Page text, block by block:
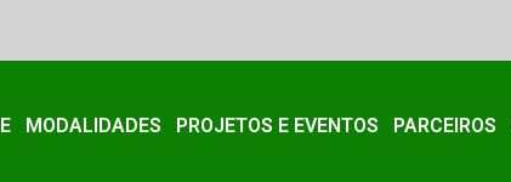
MODALIDADES PROJETOS E EVENTOS PARCEIROS